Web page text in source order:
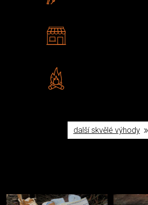
další skvělé výhody